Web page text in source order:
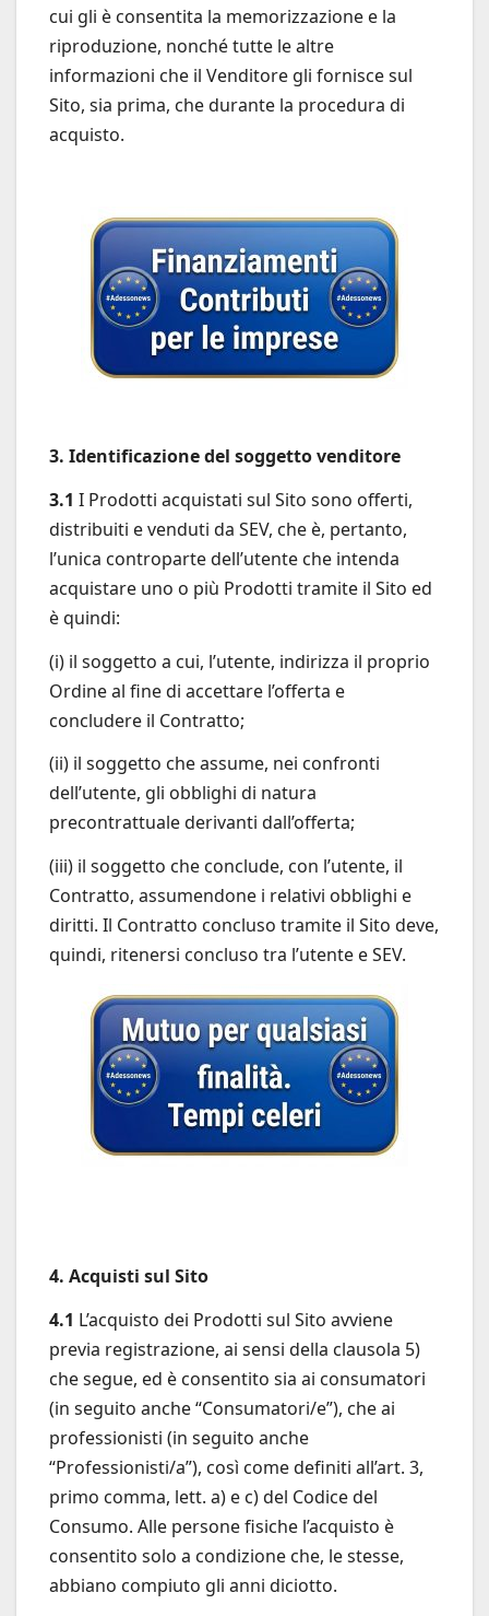
cui gli è consentita la memorizzazione e la
riproduzione, nonché tutte le altre
informazioni che il Venditore gli fornisce sul
Sito, sia prima, che durante la procedura di
acquisto.
3. Identificazione del soggetto venditore
3.1 I Prodotti acquistati sul Sito sono offerti,
distribuiti e venduti da SEV, che è, pertanto,
l’unica controparte dell’utente che intenda
acquistare uno o più Prodotti tramite il Sito ed
è quindi:
(i) il soggetto a cui, l’utente, indirizza il proprio
Ordine al fine di accettare l’offerta e
concludere il Contratto;
(ii) il soggetto che assume, nei confronti
dell’utente, gli obblighi di natura
precontrattuale derivanti dall’offerta;
(iii) il soggetto che conclude, con l’utente, il
Contratto, assumendone i relativi obblighi e
diritti. Il Contratto concluso tramite il Sito deve,
quindi, ritenersi concluso tra l’utente e SEV.
4. Acquisti sul Sito
4.1 L’acquisto dei Prodotti sul Sito avviene
previa registrazione, ai sensi della clausola 5)
che segue, ed è consentito sia ai consumatori
(in seguito anche “Consumatori/e”), che ai
professionisti (in seguito anche
“Professionisti/a”), così come definiti all’art. 3,
primo comma, lett. a) e c) del Codice del
Consumo. Alle persone fisiche l’acquisto è
consentito solo a condizione che, le stesse,
abbiano compiuto gli anni diciotto.